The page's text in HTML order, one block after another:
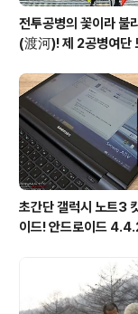
전투공병의 꽃이라 불
(渡河)! 제 2공병여단
초간단 갤럭시 노트3
이드! 안드로이드